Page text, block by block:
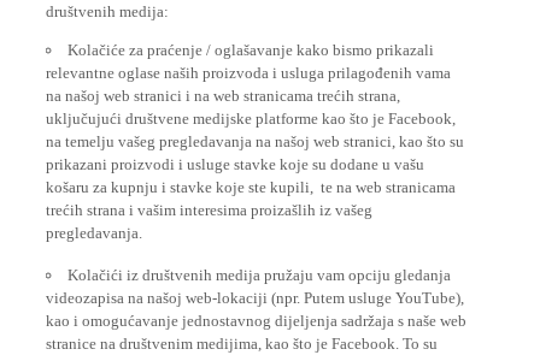
društvenih medija:
Kolačiće za praćenje / oglašavanje kako bismo prikazali
relevantne oglase naših proizvoda i usluga prilagođenih vama
na našoj web stranici i na web stranicama trećih strana,
uključujući društvene medijske platforme kao što je Facebook,
na temelju vašeg pregledavanja na našoj web stranici, kao što su
prikazani proizvodi i usluge stavke koje su dodane u vašu
košaru za kupnju i stavke koje ste kupili, te na web stranicama
trećih strana i vašim interesima proizašlih iz vašeg
pregledavanja.
Kolačići iz društvenih medija pružaju vam opciju gledanja
videozapisa na našoj web-lokaciji (npr. Putem usluge YouTube),
kao i omogućavanje jednostavnog dijeljenja sadržaja s naše web
stranice na društvenim medijima, kao što je Facebook. To su